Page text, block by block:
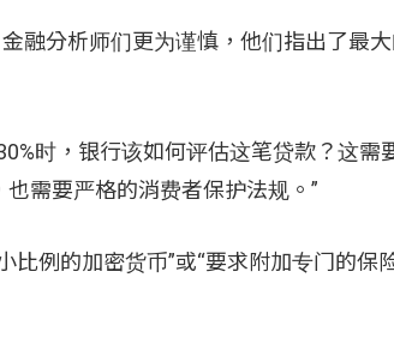
融分析师们更为谨慎，他们指出了最
时，银行该如何评估这笔贷款？这需
需要严格的消费者保护法规。”
例的加密货币”或“要求附加专门的保